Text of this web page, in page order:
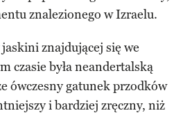
znalezionego w Izraelu.
znajdującej się we
czasie była neandertalską
ówczesny gatunek przodków
i bardziej zręczny, niż